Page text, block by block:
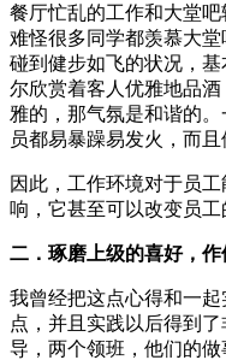
餐厅忙乱的工作和大堂吧
难怪很多同学都羡慕大
碰到健步如飞的状况，
尔欣赏着客人优雅地品
雅的，那气氛是和谐的
员都易暴躁易发火，而
因此，工作环境对于员
响，它甚至可以改变员工
二．琢磨上级的喜好，作
我曾经把这点心得和一
点，并且实践以后得到
导，两个领班，他们的